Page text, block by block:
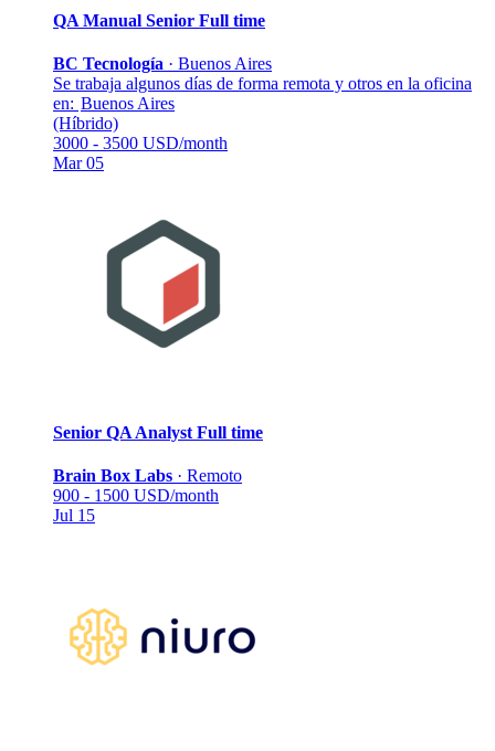
QA Manual Senior Full time
BC Tecnología · Buenos Aires
Se trabaja algunos días de forma remota y otros en la oficina
en: Buenos Aires
(Híbrido)
3000 - 3500 USD/month
Mar 05
Senior QA Analyst Full time
Brain Box Labs · Remoto
900 - 1500 USD/month
Jul 15